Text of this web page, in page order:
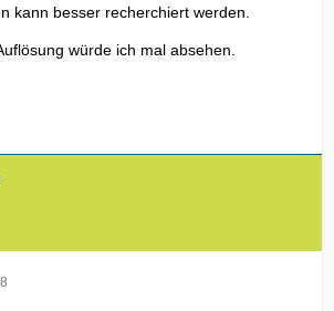
kann besser recherchiert werden.
würde ich mal absehen.